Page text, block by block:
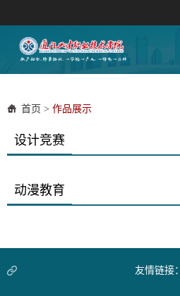
首页 > 作品展示
设计竞赛
动漫教育
友情链接：